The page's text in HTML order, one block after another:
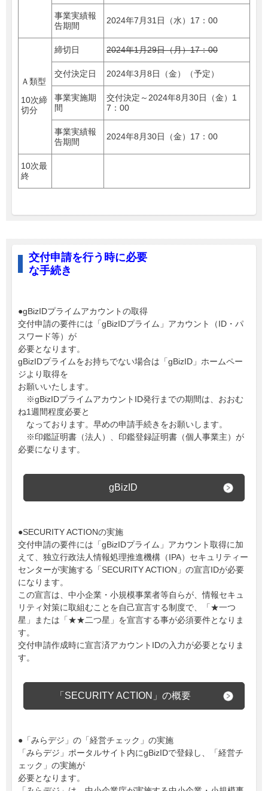
事業実績報
告期間
2024年7月31日（水）17：00
Ａ類型
10次締
切分
締切日 2024年1月29日（月）17：00
交付決定日 2024年3月8日（金）（予定）
事業実施期
間
交付決定～2024年8月30日（金）1
7：00
事業実績報
告期間
2024年8月30日（金）17：00
10次最
終
交付申請を行う時に必要
な手続き
●gBizIDプライムアカウントの取得
交付申請の要件には「gBizIDプライム」アカウント（ID・パ
スワード等）が
必要となります。
gBizIDプライムをお持ちでない場合は「gBizID」ホームペー
ジより取得を
お願いいたします。
※gBizIDプライムアカウントID発行までの期間は、おおむ
ね1週間程度必要と
なっております。早めの申請手続きをお願いします。
※印鑑証明書（法人）、印鑑登録証明書（個人事業主）が
必要になります。
gBizID
●SECURITY ACTIONの実施
交付申請の要件には「gBizIDプライム」アカウント取得に加
えて、独立行政法人情報処理推進機構（IPA）セキュリティー
センターが実施する「SECURITY ACTION」の宣言IDが必要
になります。
この宣言は、中小企業・小規模事業者等自らが、情報セキュ
リティ対策に取組むことを自己宣言する制度で、「★一つ
星」または「★★二つ星」を宣言する事が必須要件となりま
す。
交付申請作成時に宣言済アカウントIDの入力が必要となりま
す。
「SECURITY ACTION」の概要
●「みらデジ」の「経営チェック」の実施
「みらデジ」ポータルサイト内にgBizIDで登録し、「経営チ
ェック」の実施が
必要となります。